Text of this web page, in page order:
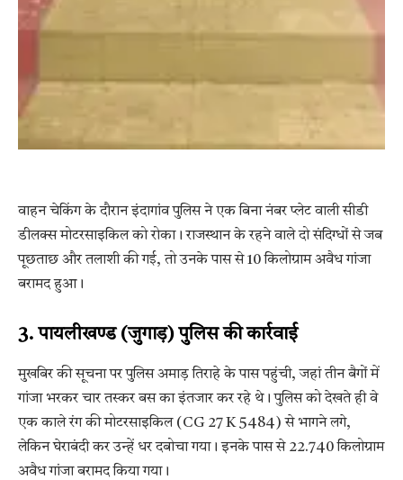
वाहन चेकिंग के दौरान इंदागांव पुलिस ने एक बिना नंबर प्लेट वाली सीडी
डीलक्स मोटरसाइकिल को रोका। राजस्थान के रहने वाले दो संदिग्धों से जब
पूछताछ और तलाशी की गई, तो उनके पास से 10 किलोग्राम अवैध गांजा
बरामद हुआ।
3. पायलीखण्ड (जुगाड़) पुलिस की कार्रवाई
मुखबिर की सूचना पर पुलिस अमाड़ तिराहे के पास पहुंची, जहां तीन बैगों में
गांजा भरकर चार तस्कर बस का इंतजार कर रहे थे। पुलिस को देखते ही वे
एक काले रंग की मोटरसाइकिल (CG 27 K 5484) से भागने लगे,
लेकिन घेराबंदी कर उन्हें धर दबोचा गया। इनके पास से 22.740 किलोग्राम
अवैध गांजा बरामद किया गया।